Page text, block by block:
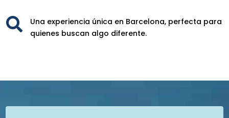

Una experiencia única en Barcelona, perfecta para
quienes buscan algo diferente.